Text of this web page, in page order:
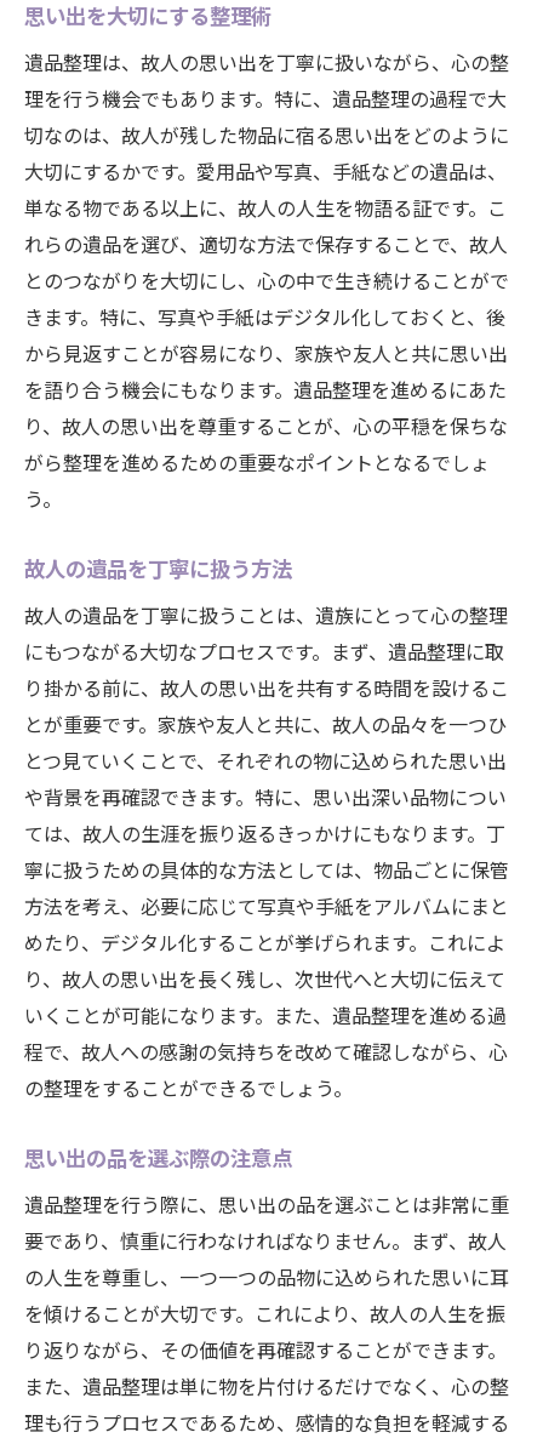
思い出を大切にする整理術
遺品整理は、故人の思い出を丁寧に扱いながら、心の整
理を行う機会でもあります。特に、遺品整理の過程で大
切なのは、故人が残した物品に宿る思い出をどのように
大切にするかです。愛用品や写真、手紙などの遺品は、
単なる物である以上に、故人の人生を物語る証です。こ
れらの遺品を選び、適切な方法で保存することで、故人
とのつながりを大切にし、心の中で生き続けることがで
きます。特に、写真や手紙はデジタル化しておくと、後
から見返すことが容易になり、家族や友人と共に思い出
を語り合う機会にもなります。遺品整理を進めるにあた
り、故人の思い出を尊重することが、心の平穏を保ちな
がら整理を進めるための重要なポイントとなるでしょ
う。
故人の遺品を丁寧に扱う方法
故人の遺品を丁寧に扱うことは、遺族にとって心の整理
にもつながる大切なプロセスです。まず、遺品整理に取
り掛かる前に、故人の思い出を共有する時間を設けるこ
とが重要です。家族や友人と共に、故人の品々を一つひ
とつ見ていくことで、それぞれの物に込められた思い出
や背景を再確認できます。特に、思い出深い品物につい
ては、故人の生涯を振り返るきっかけにもなります。丁
寧に扱うための具体的な方法としては、物品ごとに保管
方法を考え、必要に応じて写真や手紙をアルバムにまと
めたり、デジタル化することが挙げられます。これによ
り、故人の思い出を長く残し、次世代へと大切に伝えて
いくことが可能になります。また、遺品整理を進める過
程で、故人への感謝の気持ちを改めて確認しながら、心
の整理をすることができるでしょう。
思い出の品を選ぶ際の注意点
遺品整理を行う際に、思い出の品を選ぶことは非常に重
要であり、慎重に行わなければなりません。まず、故人
の人生を尊重し、一つ一つの品物に込められた思いに耳
を傾けることが大切です。これにより、故人の人生を振
り返りながら、その価値を再確認することができます。
また、遺品整理は単に物を片付けるだけでなく、心の整
理も行うプロセスであるため、感情的な負担を軽減する